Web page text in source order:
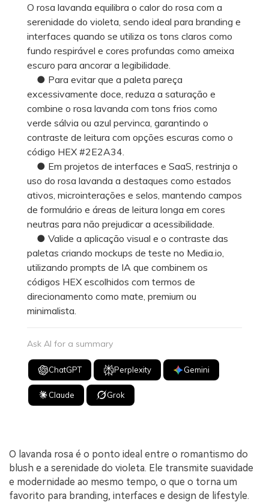
O rosa lavanda equilibra o calor do rosa com a
serenidade do violeta, sendo ideal para branding e
interfaces quando se utiliza os tons claros como
fundo respirável e cores profundas como ameixa
escuro para ancorar a legibilidade.
● Para evitar que a paleta pareça
excessivamente doce, reduza a saturação e
combine o rosa lavanda com tons frios como
verde sálvia ou azul pervinca, garantindo o
contraste de leitura com opções escuras como o
código HEX #2E2A34.
● Em projetos de interfaces e SaaS, restrinja o
uso do rosa lavanda a destaques como estados
ativos, microinterações e selos, mantendo campos
de formulário e áreas de leitura longa em cores
neutras para não prejudicar a acessibilidade.
● Valide a aplicação visual e o contraste das
paletas criando mockups de teste no Media.io,
utilizando prompts de IA que combinem os
códigos HEX escolhidos com termos de
direcionamento como mate, premium ou
minimalista.
Ask AI for a summary
ChatGPT Perplexity Gemini
Claude Grok
O lavanda rosa é o ponto ideal entre o romantismo do
blush e a serenidade do violeta. Ele transmite suavidade
e modernidade ao mesmo tempo, o que o torna um
favorito para branding, interfaces e design de lifestyle.